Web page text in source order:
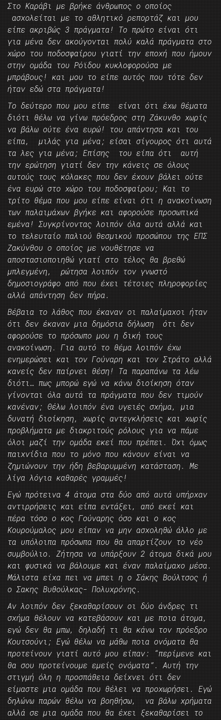
Στο Καράβι με βρήκε άνθρωπος ο οποίος
ασχολείται με το αθλητικό ρεπορτάζ και μου
είπε ακριβώς 3 πράγματα! Το πρώτο είναι ότι
για μένα δεν ακούγονται πολύ καλά πράγματα στο
χώρο του ποδοσφαίρου γιατί την εποχή που ήμουν
στην ομάδα του Ρόϊδου κυκλοφορούσα με
μπράβους! και μου το είπε αυτός που τότε δεν
ήταν εδώ στα πράγματα!
Το δεύτερο που μου είπε είναι ότι έχω θέματα
διότι θέλω να γίνω πρόεδρος στη Ζάκυνθο χωρίς
να βάλω ούτε ένα ευρώ! του απάντησα και του
είπα, μιλάς για μένα; είσαι σίγουρος ότι αυτά
τα λες για μένα; Επίσης του είπα ότι αυτή
την ερώτηση γιατί δεν την κάνεις σε όλους
αυτούς τους κόλακες που δεν έχουν βάλει ούτε
ένα ευρώ στο χώρο του ποδοσφαίρου; Και το
τρίτο θέμα που μου είπε είναι ότι η ανακοίνωση
των παλαιμάχων βγήκε και αφορούσε προσωπικά
εμένα! Συγκρίνοντας λοιπόν όλα αυτά αλλά και
το τελευταίο παλιού θεσμικού προσώπου της ΕΠΣ
Ζακύνθου ο οποίος με νουθέτησε να
αποστασιοποιηθώ γιατί στο τέλος θα βρεθώ
μπλεγμένη, ρώτησα λοιπόν τον γνωστό
δημοσιογράφο από που έχει τέτοιες πληροφορίες
αλλά απάντηση δεν πήρα.
Βέβαια το λάθος που έκαναν οι παλαίμαχοι ήταν
ότι δεν έκαναν μια δημόσια δήλωση ότι δεν
αφορούσε το πρόσωπο μου η δική τους
ανακοίνωση. Για αυτό το θέμα λοιπόν έχω
ενημερώσει και τον Γούναρη και τον Στράτο αλλά
κανείς δεν παίρνει θέση! Τα παραπάνω τα λέω
διότι… πως μπορώ εγώ να κάνω διοίκηση όταν
γίνονται όλα αυτά τα πράγματα που δεν τιμούν
κανέναν; Θέλω λοιπόν ένα υγειές σχήμα, μια
δυνατή διοίκηση, χωρίς αντεγκλήσεις και χωρίς
προβλήματα με διακριτούς ρόλους για να πάμε
όλοι μαζί την ομάδα εκεί που πρέπει. Όχι όμως
παιχνίδια που το μόνο που κάνουν είναι να
ζημιώνουν την ήδη βεβαρυμμένη κατάσταση. Με
λίγα λόγια καθαρές γραμμές!
Εγώ πρότεινα 4 άτομα στα δύο από αυτά υπήρχαν
αντιρρήσεις και είπα εντάξει, από εκεί και
πέρα τόσο ο κος Γούναρης όσο και ο κος
Κουρούμαλος μου είπαν να μην ασχοληθώ άλλο με
τα υπόλοιπα πρόσωπα που θα απαρτίζουν το νέο
συμβούλιο. Ζήτησα να υπάρξουν 2 άτομα δικά μου
και φυσικά να βάλουμε και έναν παλαίμαχο μέσα.
Μάλιστα είχα πει να μπει η ο Σάκης Βούλτσος ή
ο Σακης Βυθούλκας- Πολυχρόνης.
Αν λοιπόν δεν ξεκαθαρίσουν οι δύο άνδρες τι
σχήμα θέλουν να κατεβάσουν και με ποια άτομα,
εγώ δεν θα μπω, δηλαδή τι θα κάνω τον πρόεδρο
Κουτσούνι; Εγώ θέλω να μάθω ποια ονόματα θα
προτείνουν γιατί αυτό μου είπαν: “περίμενε και
θα σου προτείνουμε εμείς ονόματα”. Αυτή την
στιγμή όλη η προσπάθεια δείχνει ότι δεν
είμαστε μια ομάδα που θέλει να προχωρήσει. Εγώ
δηλώνω παρών θέλω να βοηθήσω, να βάλω χρήματα
αλλά σε μια ομάδα που θα έχει ξεκαθαρίσει το